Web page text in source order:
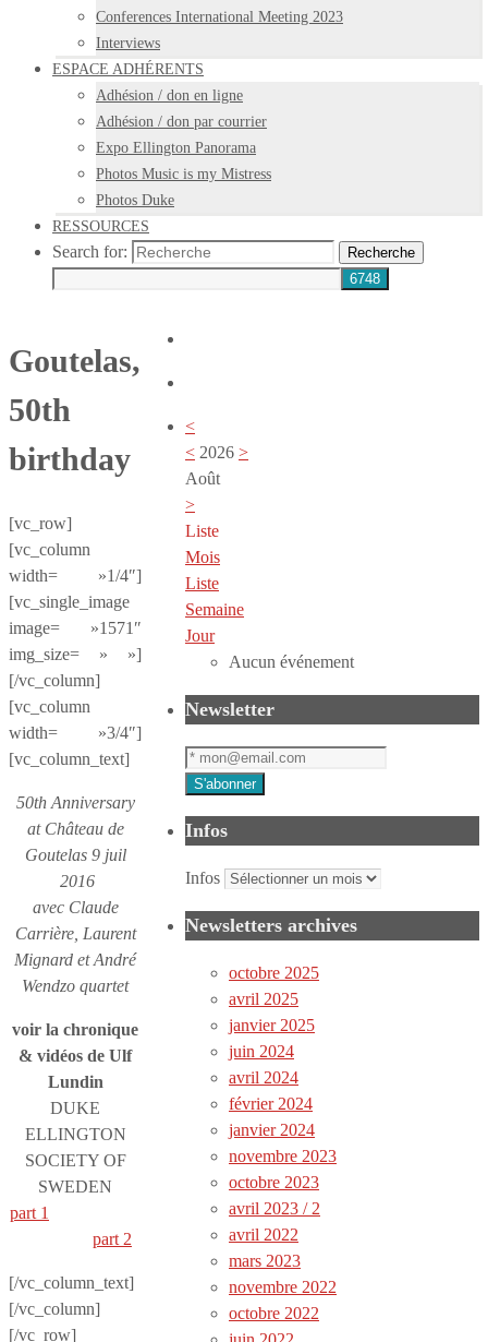
Conferences International Meeting 2023
Interviews
ESPACE ADHÉRENTS
Adhésion / don en ligne
Adhésion / don par courrier
Expo Ellington Panorama
Photos Music is my Mistress
Photos Duke
RESSOURCES
Search for: Recherche
Goutelas,
50th
birthday
[vc_row]
[vc_column
width= »1/4″]
[vc_single_image
image= »1571″
img_size= » »]
[/vc_column]
[vc_column
width= »3/4″]
[vc_column_text]
50th Anniversary
at Château de
Goutelas 9 juil
2016
avec Claude
Carrière, Laurent
Mignard et André
Wendzo quartet
voir la chronique
& vidéos de Ulf
Lundin
DUKE
ELLINGTON
SOCIETY OF
SWEDEN
part 1
part 2
[/vc_column_text]
[/vc_column]
[/vc_row]
<
< 2026 >
Août
>
Liste
Mois
Liste
Semaine
Jour
Aucun événement
Newsletter
Infos
Infos
Newsletters archives
octobre 2025
avril 2025
janvier 2025
juin 2024
avril 2024
février 2024
janvier 2024
novembre 2023
octobre 2023
avril 2023 / 2
avril 2022
mars 2023
novembre 2022
octobre 2022